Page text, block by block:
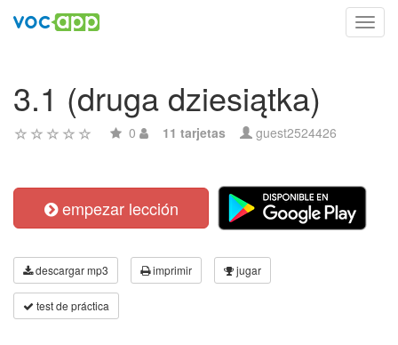
3.1 (druga dziesiątka)
0 11 tarjetas guest2524426
empezar lección
descargar mp3 imprimir jugar
test de práctica